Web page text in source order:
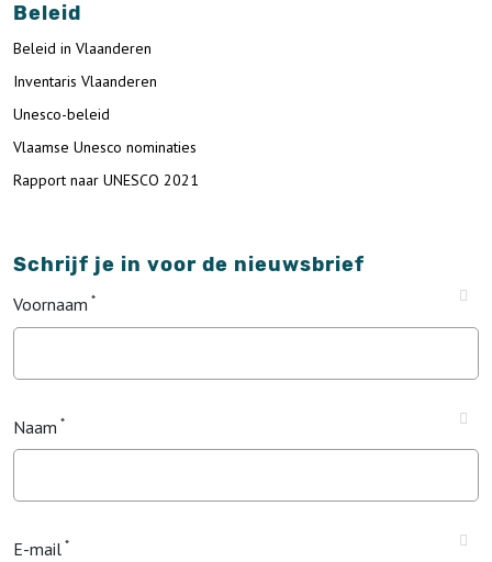
Beleid
Beleid in Vlaanderen
Inventaris Vlaanderen
Unesco-beleid
Vlaamse Unesco nominaties
Rapport naar UNESCO 2021
Schrijf je in voor de nieuwsbrief
Voornaam
Naam
E-mail